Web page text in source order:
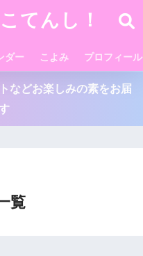
てんし！
ダー こよみ プロフィール
などお楽しみの素をお届
覧